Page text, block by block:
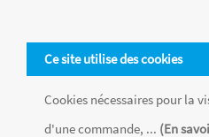
Ce site utilise des cookies
Cookies nécessaires pour la
d'une commande, ... (En